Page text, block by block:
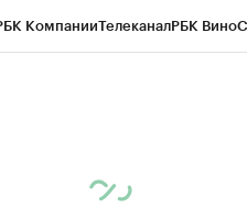
КомпанииТелеканалРБК Вино